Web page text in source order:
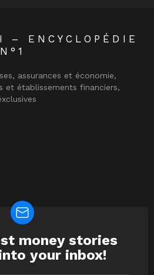
– ENCYCLOPÉDIE
assurances et économie,
et établissements financiers,
money stories
your inbox!